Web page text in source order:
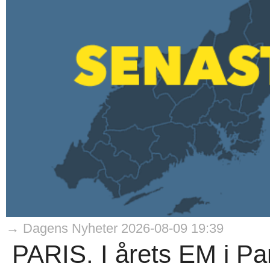
→ Dagens Nyheter 2026-08-09 19:39
PARIS. I årets EM i